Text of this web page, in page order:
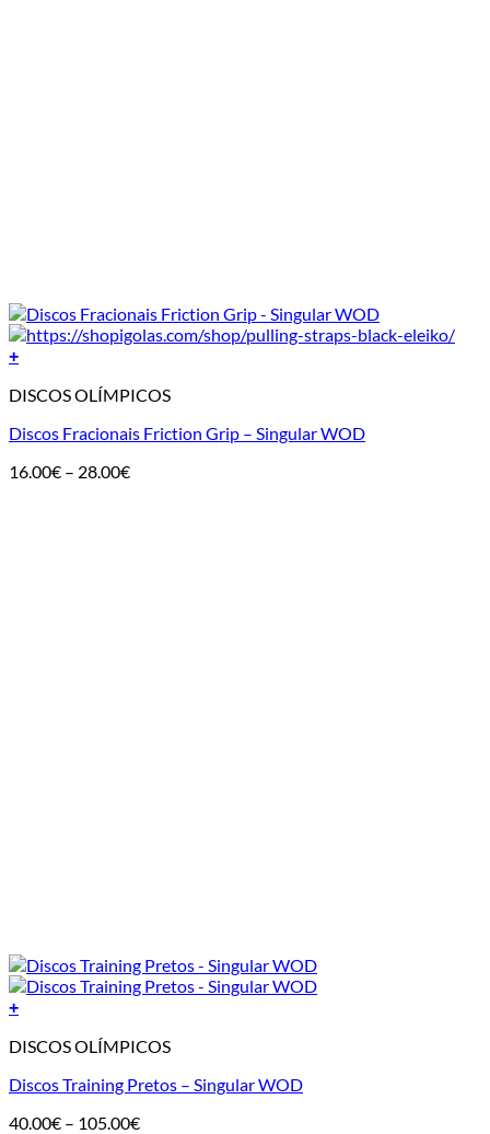
+
DISCOS OLÍMPICOS
Discos Fracionais Friction Grip – Singular WOD
16.00€ – 28.00€Price
+
DISCOS OLÍMPICOS
Discos Training Pretos – Singular WOD
40.00€ – 105.00€Price